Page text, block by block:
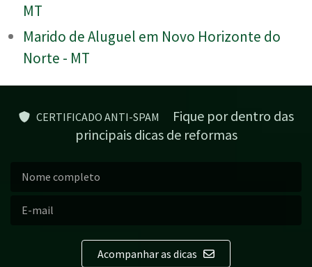
MT
Marido de Aluguel em Novo Horizonte do
Norte - MT
CERTIFICADO ANTI-SPAM
Fique por dentro das
principais dicas de reformas
Acompanhar as dicas